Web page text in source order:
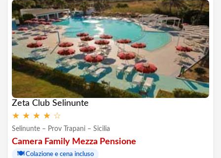
Zeta Club Selinunte
★ ★ ★ ★ ☆
Selinunte – Prov Trapani – Sicilia
Camera Family Mezza Pensione
🍽️ Colazione e cena incluso